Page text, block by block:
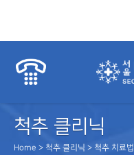
척추 클리닉
Home > 척추 클리닉 > 척추 치료